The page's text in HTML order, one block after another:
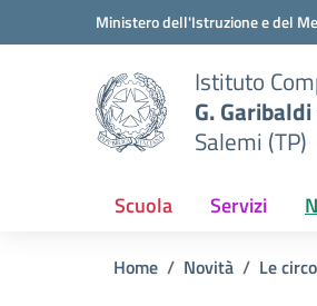
Vai ai contenuti
Vai al menu di navigazioneMinistero dell'Istruzione e del
Istituto
G.
Salemi (TP)
Scuola Servizi
Home Novità Le